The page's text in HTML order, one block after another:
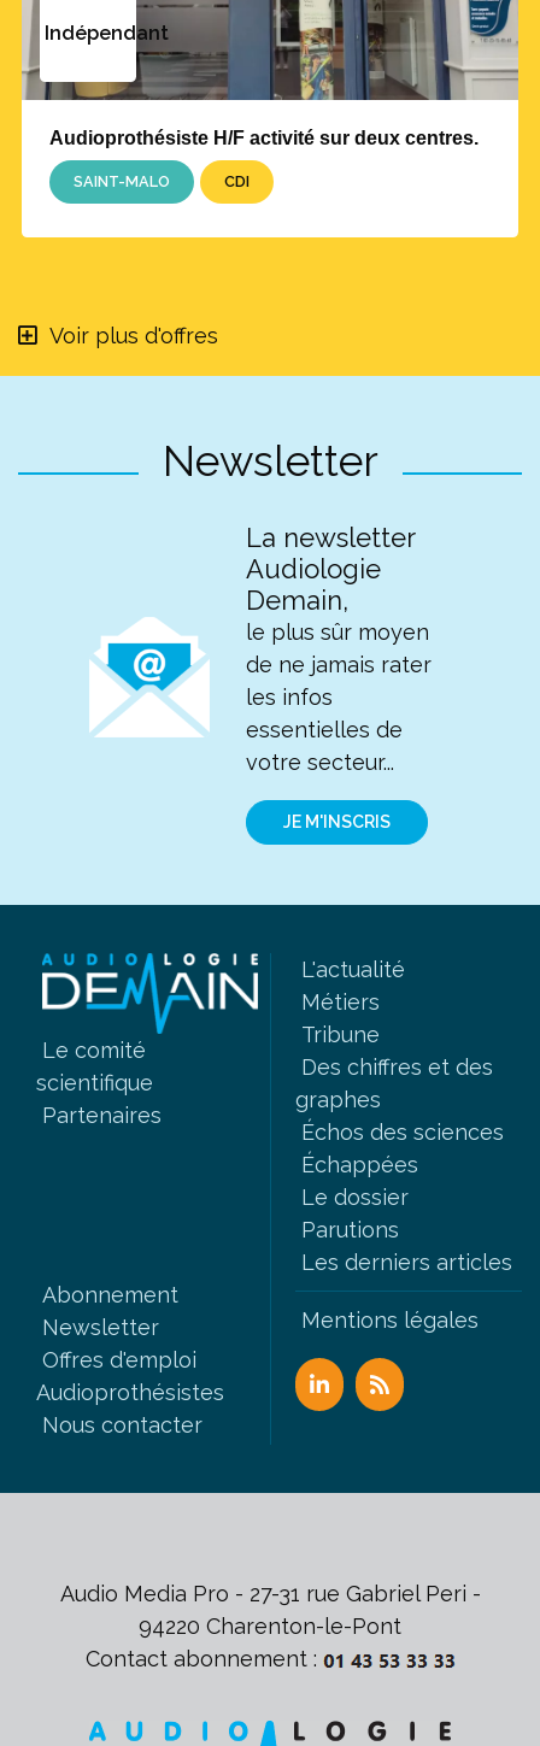
Indépendant
Audioprothésiste H/F activité sur deux centres.
SAINT-MALO CDI
Voir plus d'offres
Newsletter
La newsletter
Audiologie
Demain,
le plus sûr moyen
de ne jamais rater
les infos
essentielles de
votre secteur...
JE M'INSCRIS
Le comité
scientifique
Partenaires
L'actualité
Métiers
Tribune
Des chiffres et des
graphes
Échos des sciences
Échappées
Le dossier
Parutions
Les derniers articles
Abonnement
Newsletter
Offres d'emploi
Audioprothésistes
Nous contacter
Mentions légales
Audio Media Pro - 27-31 rue Gabriel Peri -
94220 Charenton-le-Pont
Contact abonnement :